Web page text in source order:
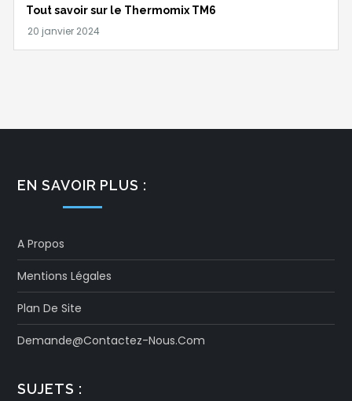
Tout savoir sur le Thermomix TM6
EN SAVOIR PLUS :
A Propos
Mentions Légales
Plan De Site
Demande@contactez-Nous.com
SUJETS :